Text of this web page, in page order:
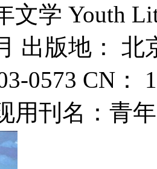
文学 Youth
出版地： 北
0573 CN：
用刊名：青